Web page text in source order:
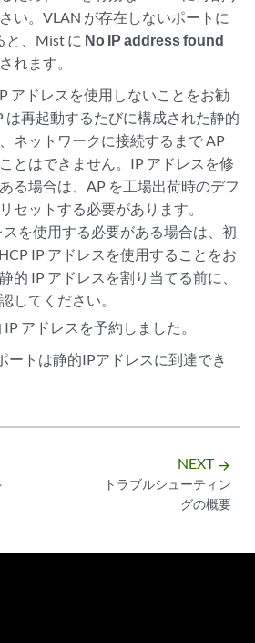
い。VLAN が存在しないポートに
と、Mist に No IP address found
れます。
アドレスを使用しないことをお勧
は再起動するたびに構成された静的
ネットワークに接続するまで AP
とはできません。IP アドレスを修
る場合は、AP を工場出荷時のデフ
セットする必要があります。
スを使用する必要がある場合は、初
IP アドレスを使用することをお
的 IP アドレスを割り当てる前に、
してください。
アドレスを予約しました。
ートは静的IPアドレスに到達でき
NEXT arrow_forward
トラブルシューティン
グの概要